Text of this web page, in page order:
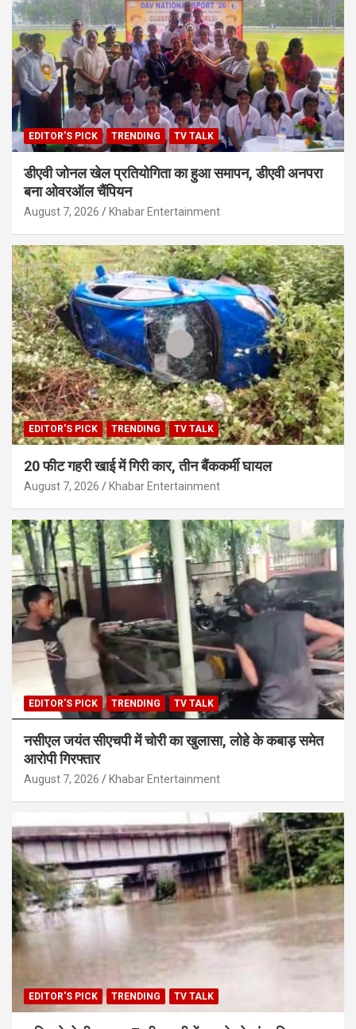
EDITOR'S PICK TRENDING TV TALK
डीएवी जोनल खेल प्रतियोगिता का हुआ समापन, डीएवी अनपरा
बना ओवरऑल चैंपियन
August 7, 2026 Khabar Entertainment
EDITOR'S PICK TRENDING TV TALK
20 फीट गहरी खाई में गिरी कार, तीन बैंककर्मी घायल
August 7, 2026 Khabar Entertainment
EDITOR'S PICK TRENDING TV TALK
नसीएल जयंत सीएचपी में चोरी का खुलासा, लोहे के कबाड़ समेत
आरोपी गिरफ्तार
August 7, 2026 Khabar Entertainment
EDITOR'S PICK TRENDING TV TALK